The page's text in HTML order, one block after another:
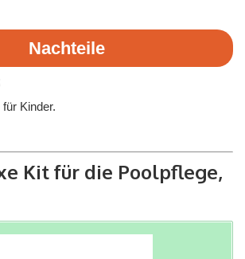
Nachteile
Kinder.
Kit für die Poolpflege,